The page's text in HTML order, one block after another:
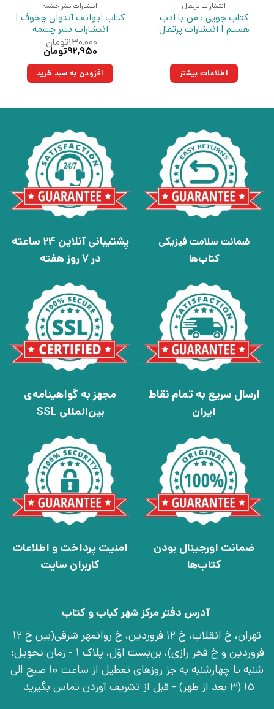
انتشارات پرتقال
کتاب چوپی : من با ادب
هستم | انتشارات پرتقال
اطلاعات بیشتر
انتشارات نشر چشمه
کتاب ایوانف آنتوان چخوف |
انتشارات نشر چشمه
۱۳۰,۰۰۰تومان
قیمت
۱۳۰,۰۰۰تومان
بود.
۹۲,۹۵۰تومان
۹۲,۹۵۰تومان.افزودن به سبد خرید
ضمانت سلامت فیزیکی
کتاب‌ها
پشتیبانی آنلاین 24 ساعته
در 7 روز هفته
ارسال سریع به تمام نقاط
ایران
مجهز به گواهینامه‌ی
بین‌المللی SSL
ضمانت اورجینال بودن
کتاب‌ها
امنیت پرداخت و اطلاعات
کاربران سایت
آدرس دفتر مرکز شهر کباب و کتاب
تهران، خ انقلاب، خ 12 فروردین، خ روانمهر شرقی(بین خ 12
فروردین و خ فخر رازی)، بن‌بست اوّل، پلاک 1 - زمان تحویل:
شنبه تا چهارشنبه به جز روزهای تعطیل از ساعت 10 صبح الی
15 (3 بعد از ظهر) - قبل از تشریف آوردن تماس بگیرید